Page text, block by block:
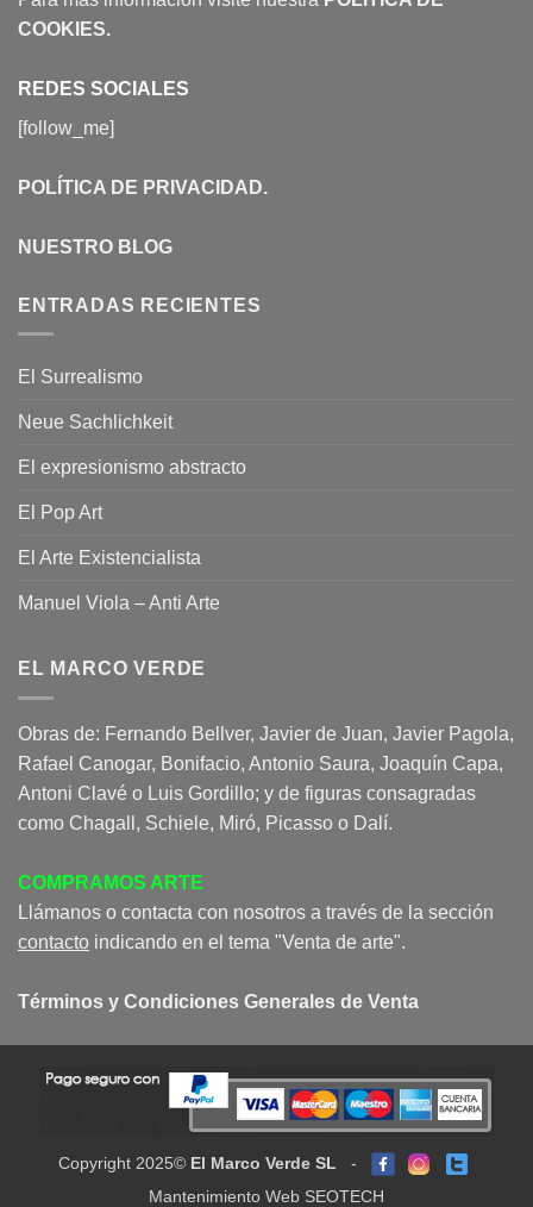
COOKIES.
REDES SOCIALES
[follow_me]
POLÍTICA DE PRIVACIDAD.
NUESTRO BLOG
ENTRADAS RECIENTES
El Surrealismo
Neue Sachlichkeit
El expresionismo abstracto
El Pop Art
El Arte Existencialista
Manuel Viola – Anti Arte
EL MARCO VERDE
Obras de: Fernando Bellver, Javier de Juan, Javier Pagola,
Rafael Canogar, Bonifacio, Antonio Saura, Joaquín Capa,
Antoni Clavé o Luis Gordillo; y de figuras consagradas
como Chagall, Schiele, Miró, Picasso o Dalí.
COMPRAMOS ARTE
Llámanos o contacta con nosotros a través de la sección
contacto indicando en el tema "Venta de arte".
Términos y Condiciones Generales de Venta
Copyright 2025© El Marco Verde SL -
Mantenimiento Web SEOTECH